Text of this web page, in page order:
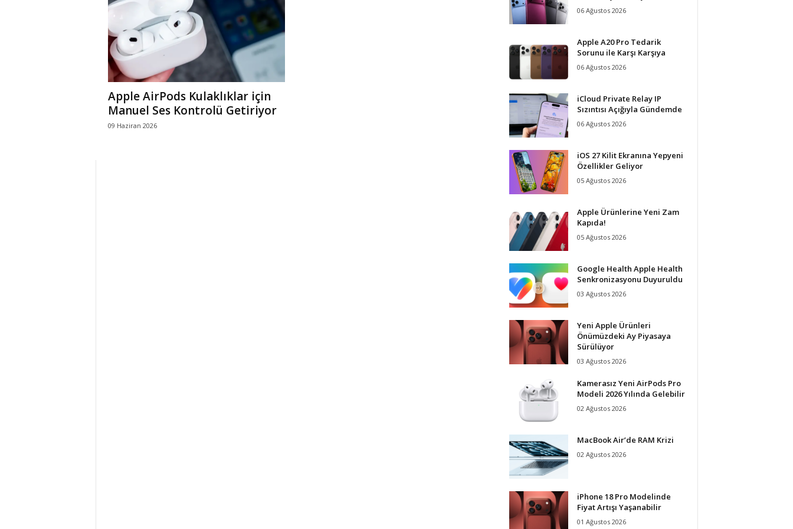
r
Apple AirPods Kulaklıklar için
Manuel Ses Kontrolü Getiriyor
09 Haziran 2026
06 Ağustos 2026
Apple A20 Pro Tedarik
Sorunu ile Karşı Karşıya
06 Ağustos 2026
iCloud Private Relay IP
Sızıntısı Açığıyla Gündemde
06 Ağustos 2026
iOS 27 Kilit Ekranına Yepyeni
Özellikler Geliyor
05 Ağustos 2026
Apple Ürünlerine Yeni Zam
Kapıda!
05 Ağustos 2026
Google Health Apple Health
Senkronizasyonu Duyuruldu
03 Ağustos 2026
Yeni Apple Ürünleri
Önümüzdeki Ay Piyasaya
Sürülüyor
03 Ağustos 2026
Kamerasız Yeni AirPods Pro
Modeli 2026 Yılında Gelebilir
02 Ağustos 2026
MacBook Air’de RAM Krizi
02 Ağustos 2026
iPhone 18 Pro Modelinde
Fiyat Artışı Yaşanabilir
01 Ağustos 2026